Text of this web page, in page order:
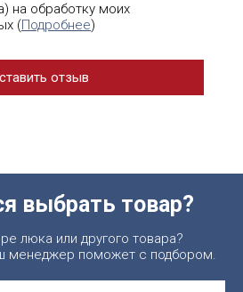
на обработку моих
(Подробнее)
выбрать товар?
люка или другого товара?
менеджер поможет с подбором.